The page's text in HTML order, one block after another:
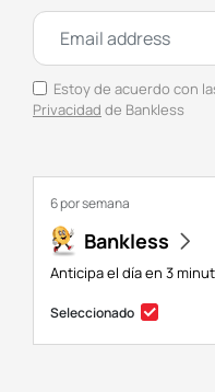
Estoy de acuerdo con
Privacidad de Bankless
6 por semana
Bankless
Anticipa el día en 3
Seleccionado